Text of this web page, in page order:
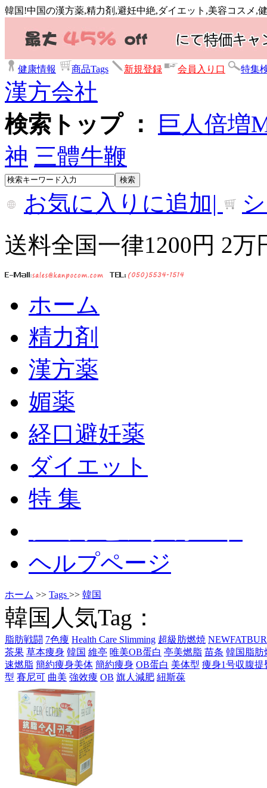
韓国!中国の漢方薬,精力剤,避妊中絶,ダイエット,美容コスメ,
健康情報 商品Tags 新規登録 会員入り口 特集
漢方会社
検索トップ ：
巨人倍増
神 三體牛鞭
お気に入りに追加|
送料全国一律1200円 2
ホーム
精力剤
漢方薬
媚薬
経口避妊薬
ダイエット
特 集
ヘルプページ
ホーム >> Tags >> 韓国
韓国人気Tag：
脂肪戦闘 7色痩 Health Care Slimming 超級肪燃焼
茶果 草本痩身 韓国 維亭 唯美OB蛋白 亭美燃脂 苗条 韓国脂肪
速燃脂 簡約痩身美体 簡約痩身 OB蛋白 美体型 痩身1号収腹提
型 賽尼可 曲美 強效痩 OB 旗人減肥 紐斯葆